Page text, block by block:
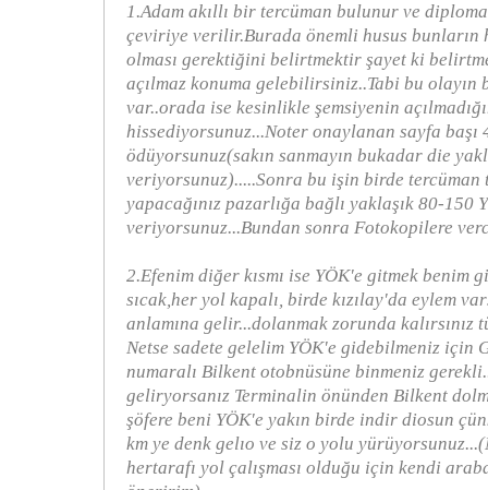
1.Adam akıllı bir tercüman bulunur ve
çeviriye verilir.Burada önemli husus bunların
olması gerektiğini belirtmektir şayet ki
açılmaz konuma gelebilirsiniz..Tabi bu olayın
var..orada ise kesinlikle şemsiyenin
hissediyorsunuz...Noter onaylanan sayfa başı
ödüyorsunuz(sakın sanmayın bukadar die
veriyorsunuz).....Sonra bu işin birde tercüman
yapacağınız pazarlığa bağlı yaklaşık 80-150
veriyorsunuz...Bundan sonra Fotokopilere
2.Efenim diğer kısmı ise YÖK'e gitmek benim
sıcak,her yol kapalı, birde kızılay'da eylem
anlamına gelir...dolanmak zorunda kalırsınız
Netse sadete gelelim YÖK'e gidebilmeniz için
numaralı Bilkent otobnüsüne binmeniz
geliryorsanız Terminalin önünden Bilkent
şöfere beni YÖK'e yakın birde indir diosun
km ye denk gelıo ve siz o yolu
hertarafı yol çalışması olduğu için kendi